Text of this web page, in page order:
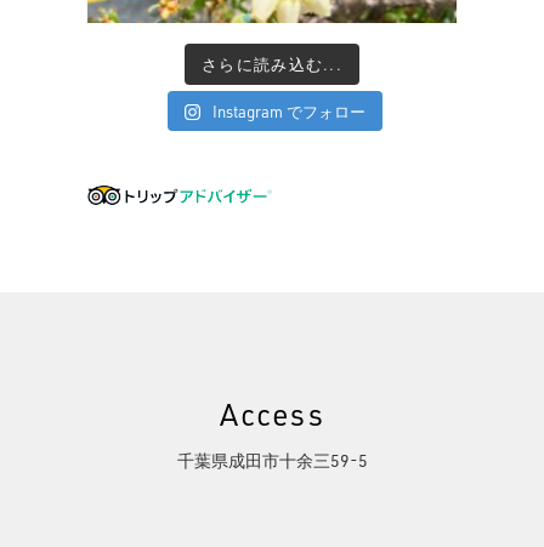
さらに読み込む...
Instagram でフォロー
Access
千葉県成田市十余三59-5